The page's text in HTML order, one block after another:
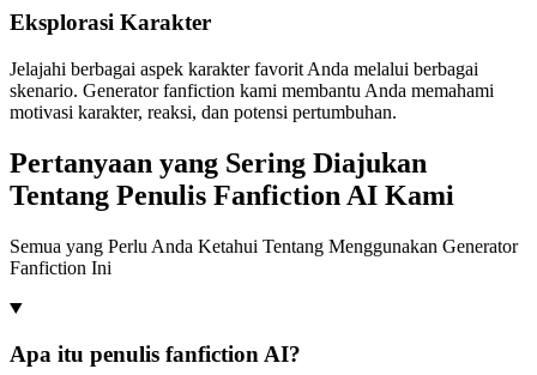
Eksplorasi Karakter
Jelajahi berbagai aspek karakter favorit Anda melalui berbagai
skenario. Generator fanfiction kami membantu Anda memahami
motivasi karakter, reaksi, dan potensi pertumbuhan.
Pertanyaan yang Sering Diajukan
Tentang Penulis Fanfiction AI Kami
Semua yang Perlu Anda Ketahui Tentang Menggunakan Generator
Fanfiction Ini
Apa itu penulis fanfiction AI?